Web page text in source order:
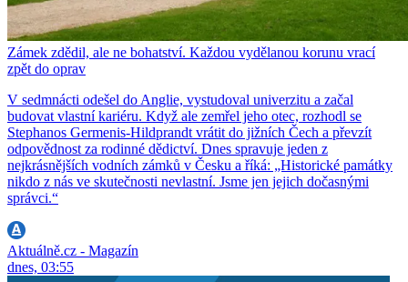
Zámek zdědil, ale ne bohatství. Každou vydělanou korunu vrací
zpět do oprav
V sedmnácti odešel do Anglie, vystudoval univerzitu a začal
budovat vlastní kariéru. Když ale zemřel jeho otec, rozhodl se
Stephanos Germenis-Hildprandt vrátit do jižních Čech a převzít
odpovědnost za rodinné dědictví. Dnes spravuje jeden z
nejkrásnějších vodních zámků v Česku a říká: „Historické památky
nikdo z nás ve skutečnosti nevlastní. Jsme jen jejich dočasnými
správci.“
Aktuálně.cz - Magazín
dnes, 03:55